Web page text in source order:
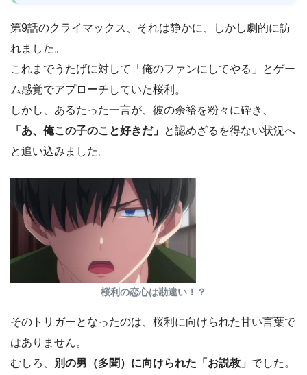
第9話のクライマックス、それは静かに、しかし劇的に訪
れました。
これまでうたげに対して「俺のファンにしてやる」とゲー
ム感覚でアプローチしていた桜利。
しかし、あるたった一言が、彼の余裕を粉々に砕き、
「あ、俺この子のこと好きだ」 と認めざるを得ない状況へ
と追い込みました。
桜利の恋心は勘違い！？
そのトリガーとなったのは、桜利に向けられた甘い言葉で
はありません。
むしろ、
別の男（多聞）に向けられた「お説教」 でした。